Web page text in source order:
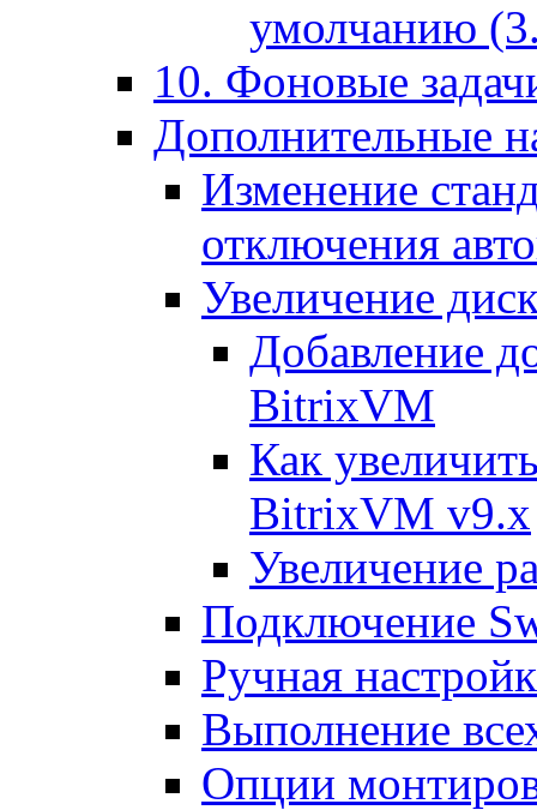
умолчанию
10. Фоновые
Дополнительные
Изменение
отключения
Увеличение
Добавление
BitrixVM
Как
BitrixVM v9.x
Увеличение
Подключение
Ручная
Выполнение
Опции